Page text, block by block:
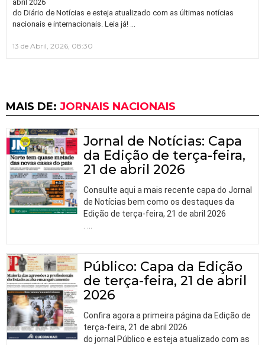
abril 2026
do Diário de Notícias e esteja atualizado com as últimas notícias
nacionais e internacionais. Leia já!
13 de Abril, 2026, 08:30
MAIS DE: JORNAIS NACIONAIS
Jornal de Notícias: Capa
da Edição de terça-feira,
21 de abril 2026
Consulte aqui a mais recente capa do Jornal
de Notícias bem como os destaques da
Edição de terça-feira, 21 de abril 2026
Público: Capa da Edição
de terça-feira, 21 de abril
2026
Confira agora a primeira página da Edição de
terça-feira, 21 de abril 2026
do jornal Público e esteja atualizado com as